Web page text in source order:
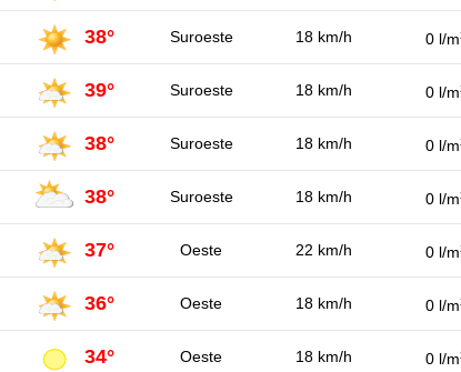
38° Suroeste 18 km/h 0 l/m
39° Suroeste 18 km/h 0 l/m
38° Suroeste 18 km/h 0 l/m
38° Suroeste 18 km/h 0 l/m
37° Oeste 22 km/h 0 l/m
36° Oeste 18 km/h 0 l/m
34° Oeste 18 km/h 0 l/m